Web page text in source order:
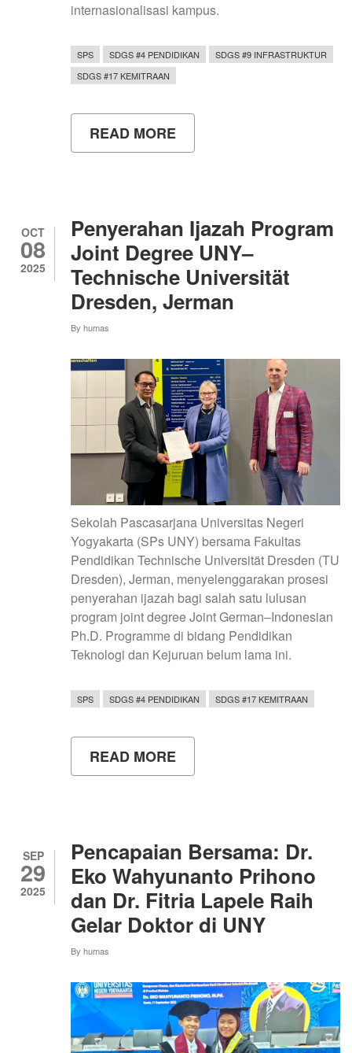
internasionalisasi kampus.
SPS SDGS #4 PENDIDIKAN
SDGS #9 INFRASTRUKTUR
SDGS #17 KEMITRAAN
READ MORE
UNY
INTERNASIONAL
UNTUK
WUJUDKAN
KAMPUS
BERDAMPAK
DENGAN
KOLABORASI
OCT
08
2025
Penyerahan Ijazah Program
Joint Degree UNY–
Technische Universität
Dresden, Jerman
By humas
Sekolah Pascasarjana Universitas Negeri
Yogyakarta (SPs UNY) bersama Fakultas
Pendidikan Technische Universität Dresden (TU
Dresden), Jerman, menyelenggarakan prosesi
penyerahan ijazah bagi salah satu lulusan
program joint degree Joint German–Indonesian
Ph.D. Programme di bidang Pendidikan
Teknologi dan Kejuruan belum lama ini.
SPS SDGS #4 PENDIDIKAN SDGS #17 KEMITRAAN
READ MORE
PENYERAHAN
UNY–
TECHNISCHE
UNIVERSITÄT
DRESDEN,
JERMAN
SEP
29
2025
Pencapaian Bersama: Dr.
Eko Wahyunanto Prihono
dan Dr. Fitria Lapele Raih
Gelar Doktor di UNY
By humas